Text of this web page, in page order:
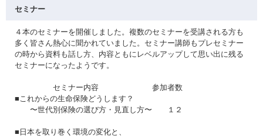
セミナー
４本のセミナーを開催しました。複数のセミナーを受講される方も
多く皆さん熱心に聞かれていました。セミナー講師もプレセミナー
の時から資料も話し方、内容ともにレベルアップして思い出に残る
セミナーになったようです。
セミナー内容 参加者数
■これからの生命保険どうします？
〜世代別保険の選び方・見直し方〜 １２
■日本を取り巻く環境の変化と、